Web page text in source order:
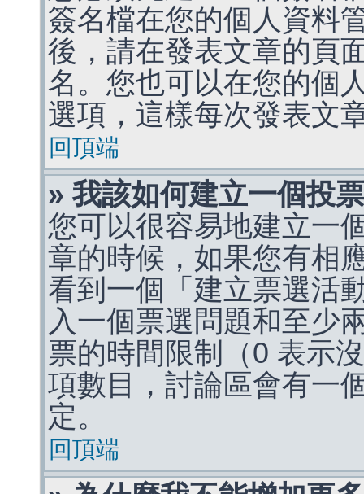
簽名檔在您的個人資料
後，請在發表文章的頁
名。您也可以在您的個
選項，這樣每次發表文
回頂端
» 我該如何建立一個投
您可以很容易地建立一
章的時候，如果您有相
看到一個「建立票選活
入一個票選問題和至少
票的時間限制（0 表示
項數目，討論區會有一
定。
回頂端